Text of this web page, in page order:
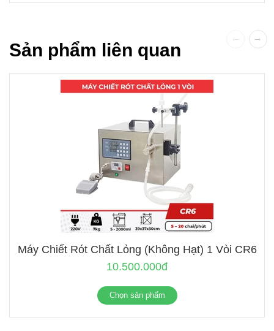
Sản phẩm liên quan
Máy Chiết Rót Chất Lỏng (không Hạt) 1 Vòi CR6
10.500.000đ
Chọn sản phẩm